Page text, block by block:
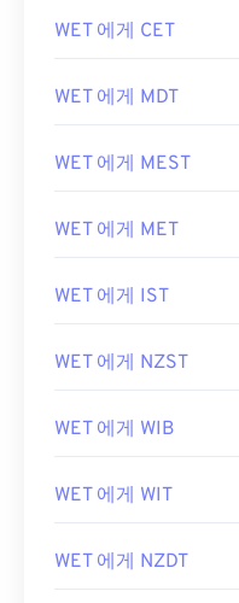
WET 에게 CET
WET 에게 MDT
WET 에게 MEST
WET 에게 MET
WET 에게 IST
WET 에게 NZST
WET 에게 WIB
WET 에게 WIT
WET 에게 NZDT